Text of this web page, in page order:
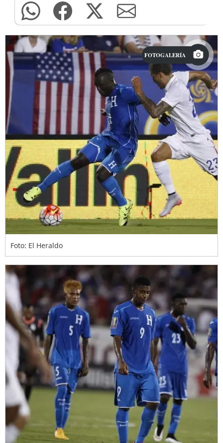
FOTOGALERÍA
Foto: El Heraldo